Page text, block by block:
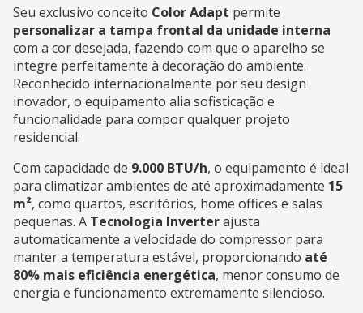
Seu exclusivo conceito Color Adapt permite
personalizar a tampa frontal da unidade interna
com a cor desejada, fazendo com que o aparelho se
integre perfeitamente à decoração do ambiente.
Reconhecido internacionalmente por seu design
inovador, o equipamento alia sofisticação e
funcionalidade para compor qualquer projeto
residencial.
Com capacidade de 9.000 BTU/h, o equipamento é ideal
para climatizar ambientes de até aproximadamente 15
m², como quartos, escritórios, home offices e salas
pequenas. A Tecnologia Inverterajusta
automaticamente a velocidade do compressor para
manter a temperatura estável, proporcionando até
80% mais eficiência energética, menor consumo de
energia e funcionamento extremamente silencioso.